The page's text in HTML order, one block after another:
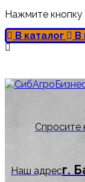
Нажмите кнопку
В каталог
В
Спросите
Наш адресг.